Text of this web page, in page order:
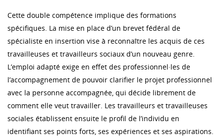
Cette double compétence implique des formations
spécifiques. La mise en place d’un brevet fédéral de
spécialiste en insertion vise à reconnaître les acquis de ces
travailleuses et travailleurs sociaux d’un nouveau genre.
L’emploi adapté exige en effet des professionnel·les de
l’accompagnement de pouvoir clarifier le projet professionnel
avec la personne accompagnée, qui décide librement de
comment elle veut travailler. Les travailleurs et travailleuses
sociales établissent ensuite le profil de l’individu en
identifiant ses points forts, ses expériences et ses aspirations.